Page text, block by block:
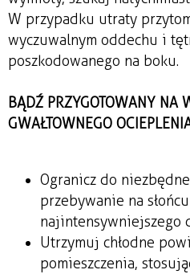
W przypadku utraty
wyczuwalnym oddechu i
poszkodowanego na boku.
BĄDŹ PRZYGOTOWANY NA
GWAŁTOWNEGO
Ogranicz do
przebywanie na
najintensywniejszego
Utrzymuj chłodne
pomieszczenia,